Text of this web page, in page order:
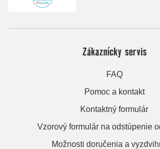
Zákaznícky servis
FAQ
Pomoc a kontakt
Kontaktný formulár
Vzorový formulár na odstúpenie
Možnosti doručenia a